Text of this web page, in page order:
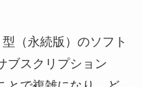
（永続版）のソフト
ブスクリプション